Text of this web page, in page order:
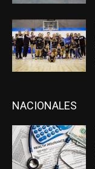
NACIONALES